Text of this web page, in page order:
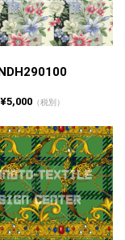
NDH290100
¥5,000（税別）